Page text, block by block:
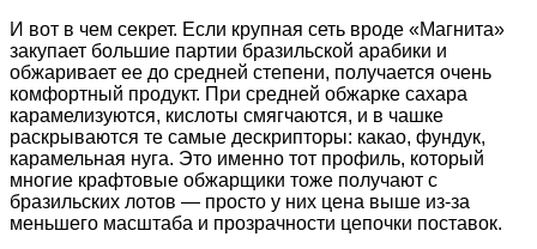
И вот в чем секрет. Если крупная сеть вроде «Магнита»
закупает большие партии бразильской арабики и
обжаривает ее до средней степени, получается очень
комфортный продукт. При средней обжарке сахара
карамелизуются, кислоты смягчаются, и в чашке
раскрываются те самые дескрипторы: какао, фундук,
карамельная нуга. Это именно тот профиль, который
многие крафтовые обжарщики тоже получают с
бразильских лотов — просто у них цена выше из-за
меньшего масштаба и прозрачности цепочки поставок.